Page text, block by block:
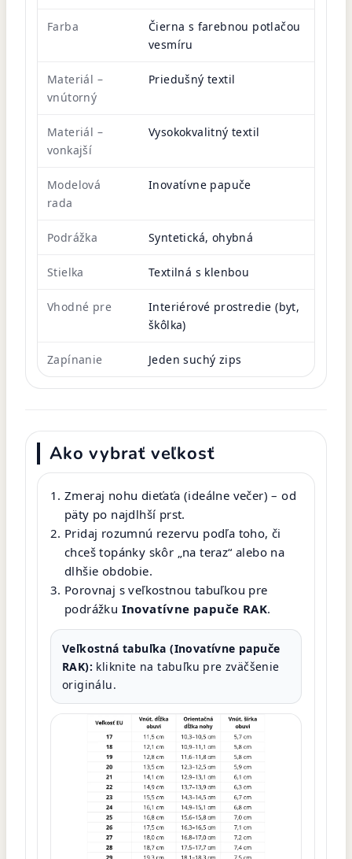
Farba
Čierna s farebnou potlačou
vesmíru
Materiál –
vnútorný
Priedušný textil
Materiál –
vonkajší
Vysokokvalitný textil
Modelová
rada
Inovatívne papuče
Podrážka Syntetická, ohybná
Stielka Textilná s klenbou
Vhodné pre
Interiérové prostredie (byt,
škôlka)
Zapínanie Jeden suchý zips
Ako vybrať veľkosť
Zmeraj nohu dieťaťa (ideálne večer) – od
päty po najdlhší prst.
Pridaj rozumnú rezervu podľa toho, či
chceš topánky skôr „na teraz“ alebo na
dlhšie obdobie.
Porovnaj s veľkostnou tabuľkou pre
podrážku Inovatívne papuče RAK.
Veľkostná tabuľka (Inovatívne papuče
RAK): kliknite na tabuľku pre zväčšenie
originálu.